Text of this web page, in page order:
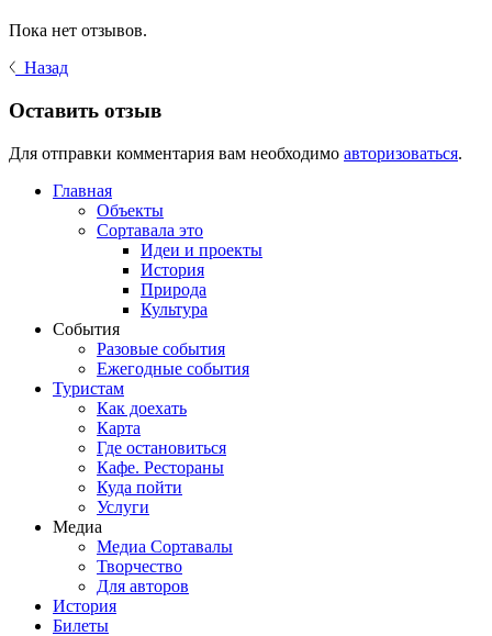
Пока нет отзывов.
Назад
Оставить отзыв
Для отправки комментария вам необходимо авторизоваться.
Главная
Объекты
Сортавала это
Идеи и проекты
История
Природа
Культура
События
Разовые события
Ежегодные события
Туристам
Как доехать
Карта
Где остановиться
Кафе. Рестораны
Куда пойти
Услуги
Медиа
Медиа Сортавалы
Творчество
Для авторов
История
Билеты